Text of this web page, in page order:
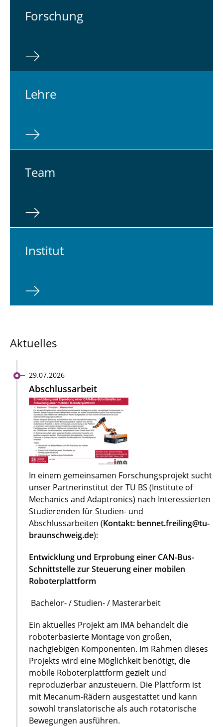
For­schung
Lehre
Team
In­sti­tut
Aktuelles
29.07.2026
Abschlussarbeit
In einem gemeinsamen Forschungsprojekt sucht
unser Partnerinstitut der TU BS (Institute of
Mechanics and Adaptronics) nach Interessierten
Studierenden für Studien- und
Abschlussarbeiten (Kontakt: bennet.freiling@tu-
braunschweig.de):
Entwicklung und Erprobung einer CAN-Bus-
Schnittstelle zur Steuerung einer mobilen
Roboterplattform
Bachelor- / Studien- / Masterarbeit
Ein aktuelles Projekt am IMA behandelt die
roboterbasierte Montage von großen,
nachgiebigen Komponenten. Im Rahmen dieses
Projekts wird eine Möglichkeit benötigt, die
mobile Roboterplattform gezielt und
reproduzierbar anzusteuern. Die Plattform ist
mit Mecanum-Rädern ausgestattet und kann
sowohl translatorische als auch rotatorische
Bewegungen ausführen.